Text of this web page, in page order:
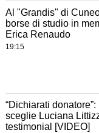
Al "Grandis" di
borse di studio in
Erica Renaudo
19:15
“Dichiarati
sceglie Luciana
testimonial [VIDEO]